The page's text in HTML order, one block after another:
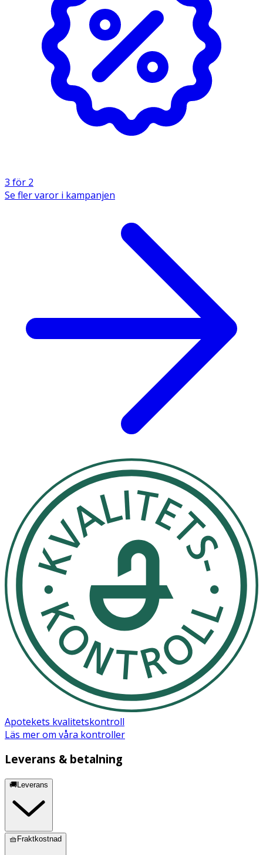
3 för 2
Se fler varor i kampanjen
Apotekets kvalitetskontroll
Läs mer om våra kontroller
Leverans & betalning
🚚Leverans
🧺Fraktkostnad